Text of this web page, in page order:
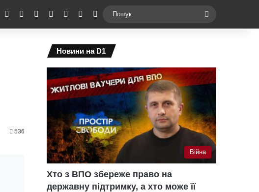
RSS Facebook YouTubeInstagramTelegramSwitch skin
536
Новини на D1
Війна
Хто з ВПО збереже право на
державну підтримку, а хто може її